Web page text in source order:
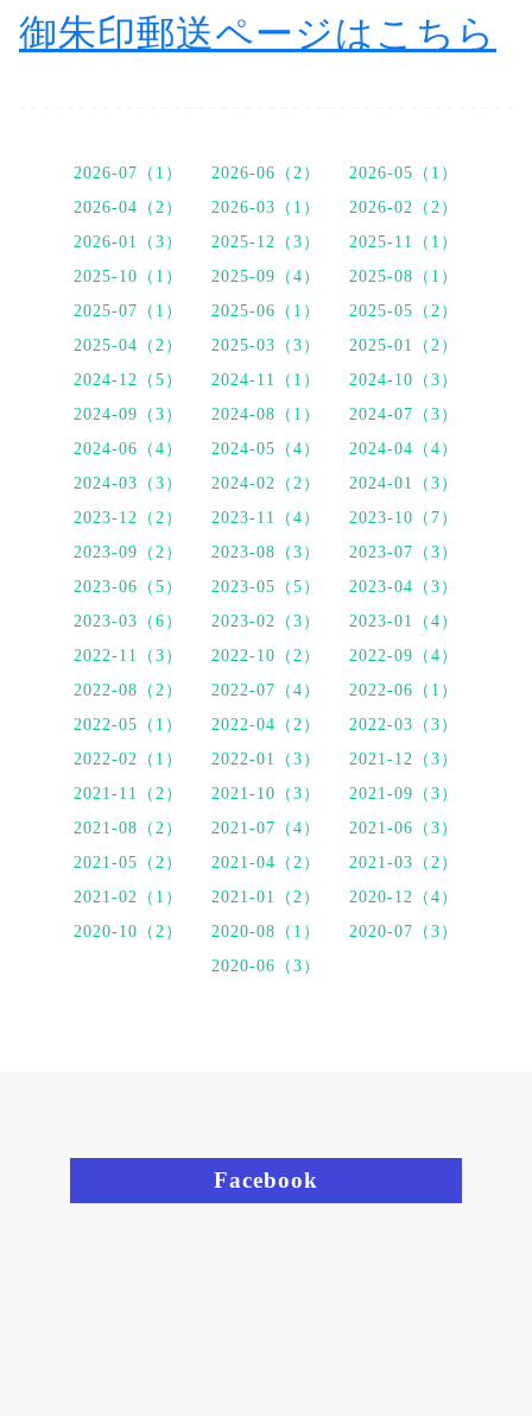
御朱印郵送ページはこちら
2026-07（1） 2026-06（2）
2026-05（1）
2026-04（2）
2026-03（1）
2026-02（2）
2026-01（3）
2025-12（3）
2025-11（1）
2025-10（1）
2025-09（4）
2025-08（1）
2025-07（1）
2025-06（1）
2025-05（2）
2025-04（2）
2025-03（3）
2025-01（2）
2024-12（5）
2024-11（1）
2024-10（3）
2024-09（3）
2024-08（1）
2024-07（3）
2024-06（4）
2024-05（4）
2024-04（4）
2024-03（3）
2024-02（2）
2024-01（3）
2023-12（2）
2023-11（4）
2023-10（7）
2023-09（2）
2023-08（3）
2023-07（3）
2023-06（5）
2023-05（5）
2023-04（3）
2023-03（6）
2023-02（3）
2023-01（4）
2022-11（3）
2022-10（2）
2022-09（4）
2022-08（2）
2022-07（4）
2022-06（1）
2022-05（1）
2022-04（2）
2022-03（3）
2022-02（1）
2022-01（3）
2021-12（3）
2021-11（2）
2021-10（3）
2021-09（3）
2021-08（2）
2021-07（4）
2021-06（3）
2021-05（2）
2021-04（2）
2021-03（2）
2021-02（1）
2021-01（2）
2020-12（4）
2020-10（2）
2020-08（1）
2020-07（3）
2020-06（3）
Facebook